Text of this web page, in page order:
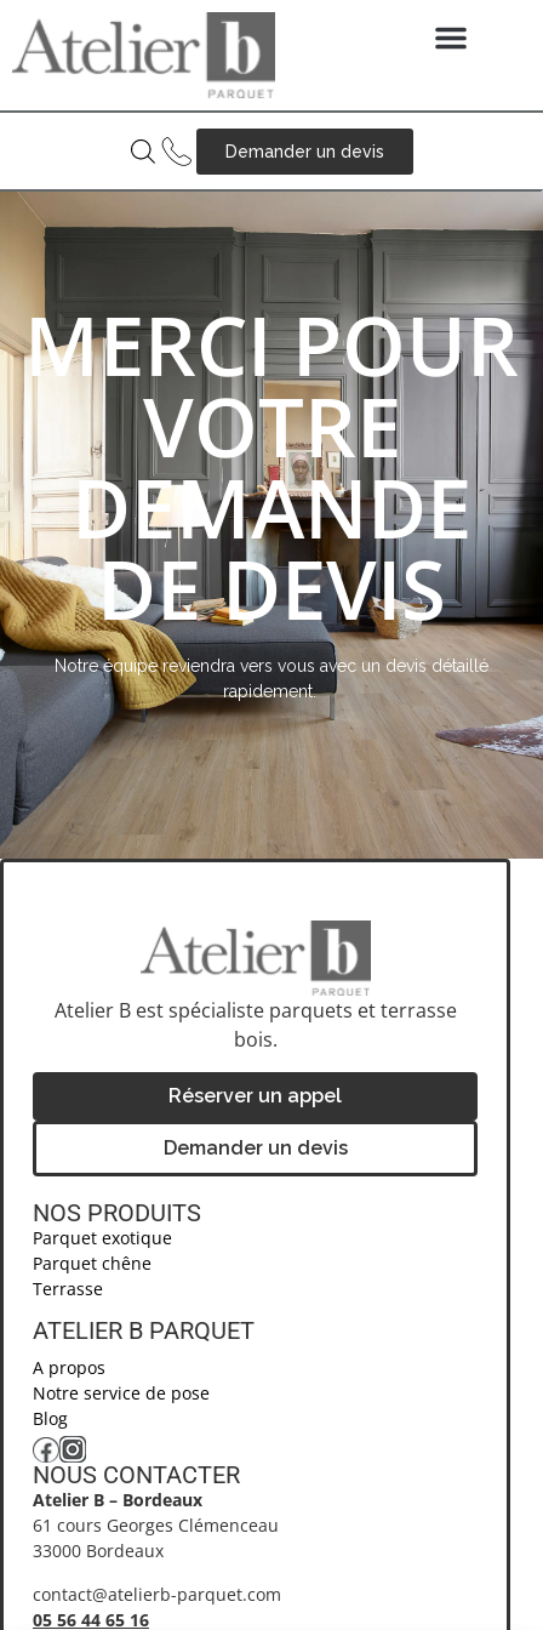
Demander un devis
MERCI POUR
VOTRE
DEMANDE
DE DEVIS
Notre équipe reviendra vers vous avec un devis détaillé
rapidement.
Atelier B est spécialiste parquets et terrasse
bois.
Réserver un appel
Demander un devis
NOS PRODUITS
Parquet exotique
Parquet chêne
Terrasse
ATELIER B PARQUET ​
A propos
Notre service de pose
Blog
NOUS CONTACTER​
Atelier B – Bordeaux
61 cours Georges Clémenceau
33000 Bordeaux
contact@atelierb-parquet.com
05 56 44 65 16